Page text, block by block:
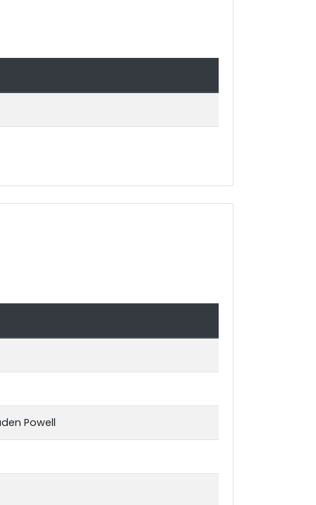
Powell